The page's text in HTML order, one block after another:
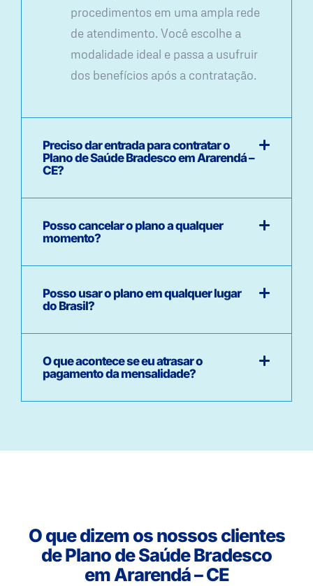
procedimentos em uma ampla rede
de atendimento. Você escolhe a
modalidade ideal e passa a usufruir
dos benefícios após a contratação.
Preciso dar entrada para contratar o
Plano de Saúde Bradesco em Ararendá –
CE?
Posso cancelar o plano a qualquer
momento?
Posso usar o plano em qualquer lugar
do Brasil?
O que acontece se eu atrasar o
pagamento da mensalidade?
O que dizem os nossos clientes
de Plano de Saúde Bradesco
em Ararendá – CE